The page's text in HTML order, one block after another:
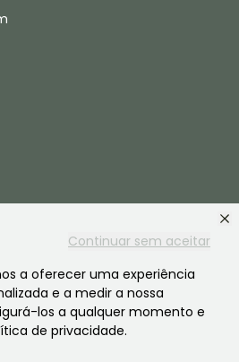
Continuar sem aceitar
a oferecer uma experiência
e a medir a nossa
los a qualquer momento e
de privacidade.